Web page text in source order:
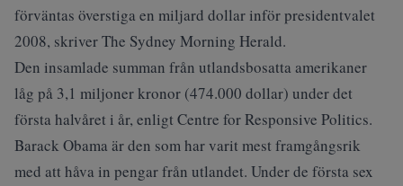
förväntas överstiga en miljard dollar inför presidentvalet
2008, skriver The Sydney Morning Herald.
Den insamlade summan från utlandsbosatta amerikaner
låg på 3,1 miljoner kronor (474.000 dollar) under det
första halvåret i år, enligt Centre for Responsive Politics.
Barack Obama är den som har varit mest framgångsrik
med att håva in pengar från utlandet. Under de första sex